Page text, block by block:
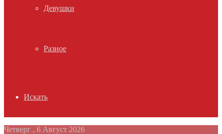
Девушки
Разное
Искать
Четверг , 6 Август 2026